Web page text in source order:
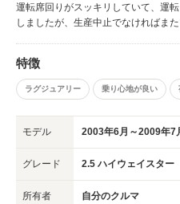
運転席回りがスッキリしていて、運
しましたが、生産中止でなければま
特徴
ラグジュアリー 乗り心地が良い
モデル 2003年6月～2009年7
グレード 2.5 ハイウェイスター
所有者 自分のクルマ